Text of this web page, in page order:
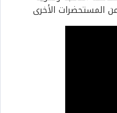
المستحضرات الأخرى